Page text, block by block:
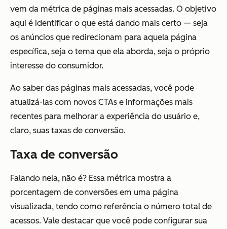
vem da métrica de páginas mais acessadas. O objetivo
aqui é identificar o que está dando mais certo — seja
os anúncios que redirecionam para aquela página
específica, seja o tema que ela aborda, seja o próprio
interesse do consumidor.
Ao saber das páginas mais acessadas, você pode
atualizá-las com novos CTAs e informações mais
recentes para melhorar a experiência do usuário e,
claro, suas taxas de conversão.
Taxa de conversão
Falando nela, não é? Essa métrica mostra a
porcentagem de conversões em uma página
visualizada, tendo como referência o número total de
acessos. Vale destacar que você pode configurar sua